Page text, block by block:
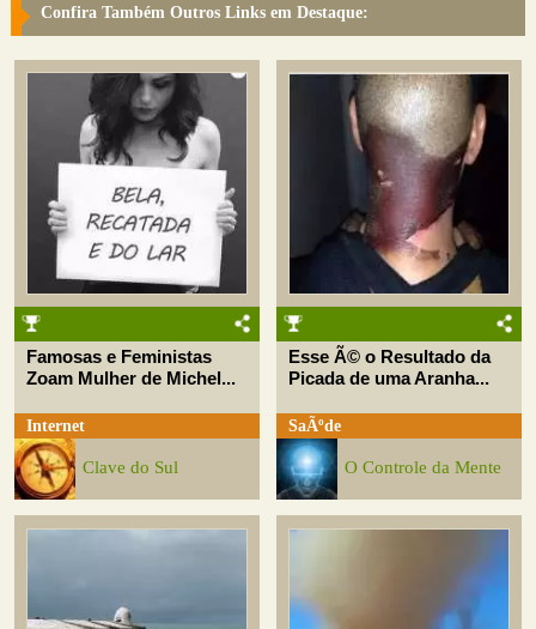
Confira Também Outros Links em Destaque:
Famosas e Feministas
Zoam Mulher de Michel...
Internet
Clave do Sul
Esse Ã© o Resultado da
Picada de uma Aranha...
SaÃºde
O Controle da Mente